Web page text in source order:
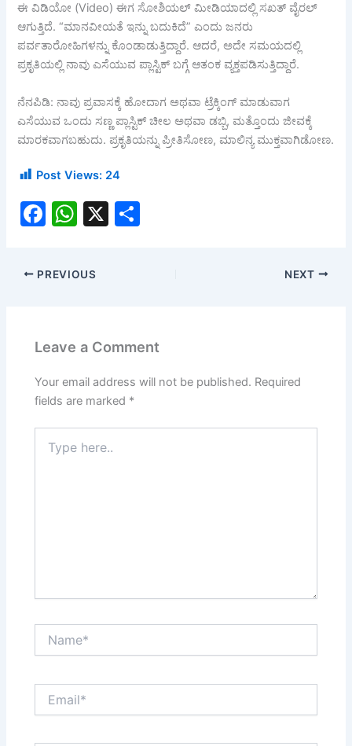
ಈ ವಿಡಿಯೋ (Video) ಈಗ ಸೋಶಿಯಲ್ ಮೀಡಿಯಾದಲ್ಲಿ ಸಖತ್ ವೈರಲ್
ಆಗುತ್ತಿದೆ. “ಮಾನವೀಯತೆ ಇನ್ನು ಬದುಕಿದೆ” ಎಂದು ಜನರು
ಪರ್ವತಾರೋಹಿಗಳನ್ನು ಕೊಂಡಾಡುತ್ತಿದ್ದಾರೆ. ಆದರೆ, ಅದೇ ಸಮಯದಲ್ಲಿ
ಪ್ರಕೃತಿಯಲ್ಲಿ ನಾವು ಎಸೆಯುವ ಪ್ಲಾಸ್ಟಿಕ್ ಬಗ್ಗೆ ಆತಂಕ ವ್ಯಕ್ತಪಡಿಸುತ್ತಿದ್ದಾರೆ.
ನೆನಪಿಡಿ: ನಾವು ಪ್ರವಾಸಕ್ಕೆ ಹೋದಾಗ ಅಥವಾ ಟ್ರೆಕ್ಕಿಂಗ್ ಮಾಡುವಾಗ
ಎಸೆಯುವ ಒಂದು ಸಣ್ಣ ಪ್ಲಾಸ್ಟಿಕ್ ಚೀಲ ಅಥವಾ ಡಬ್ಬಿ, ಮತ್ತೊಂದು ಜೀವಕ್ಕೆ
ಮಾರಕವಾಗಬಹುದು. ಪ್ರಕೃತಿಯನ್ನು ಪ್ರೀತಿಸೋಣ, ಮಾಲಿನ್ಯ ಮುಕ್ತವಾಗಿಡೋಣ.
Post Views: 24
F
c
e
o
k
W
at
s
p
X
PREVIOUS NEXT
Leave a Comment
Your email address will not be published. Required
fields are marked *
here..